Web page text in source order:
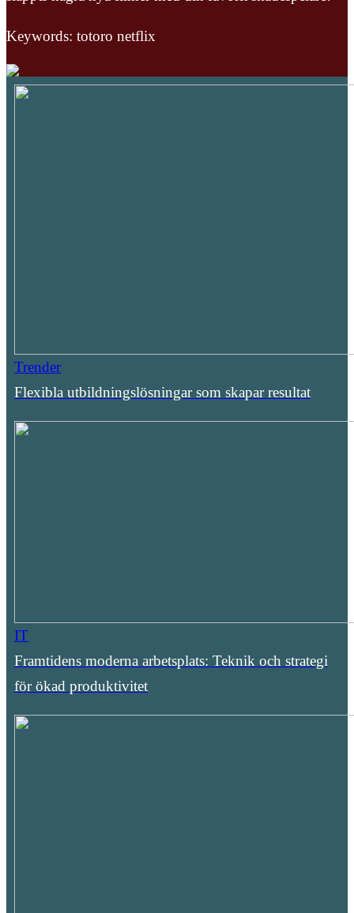
Keywords: totoro netflix
Trender
Flexibla utbildningslösningar som skapar resultat
IT
Framtidens moderna arbetsplats: Teknik och strategi
för ökad produktivitet